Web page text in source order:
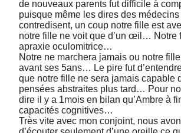
de nouveaux parents fut difficile à
puisque même les dires des médecins
contredisent, un coup notre fille est
notre fille ne voit que d’un œil… Notre
apraxie oculomitrice…
Notre ne marchera jamais ou notre
avant ses 5ans… Le pire fut
que notre fille ne sera jamais capable
pensées abstraites plus tard… Pour
dire il y a 1mois en bilan qu’Ambre à
capacités cognitives…
Très vite avec mon conjoint, nous